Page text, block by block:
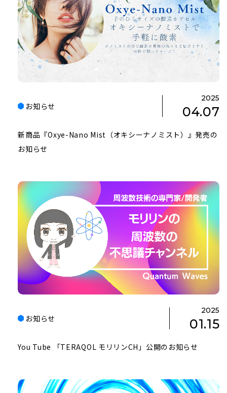
お知らせ
2025
04.07
新商品『Oxye-Nano Mist（オキシーナノミスト）』発売の
お知らせ
お知らせ
2025
01.15
You Tube 「TERAQOL モリリンCH」公開のお知らせ